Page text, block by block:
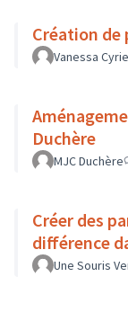
Création de
Vanessa
Duchère
MJC Duchère
Créer des
différence
Une Souris